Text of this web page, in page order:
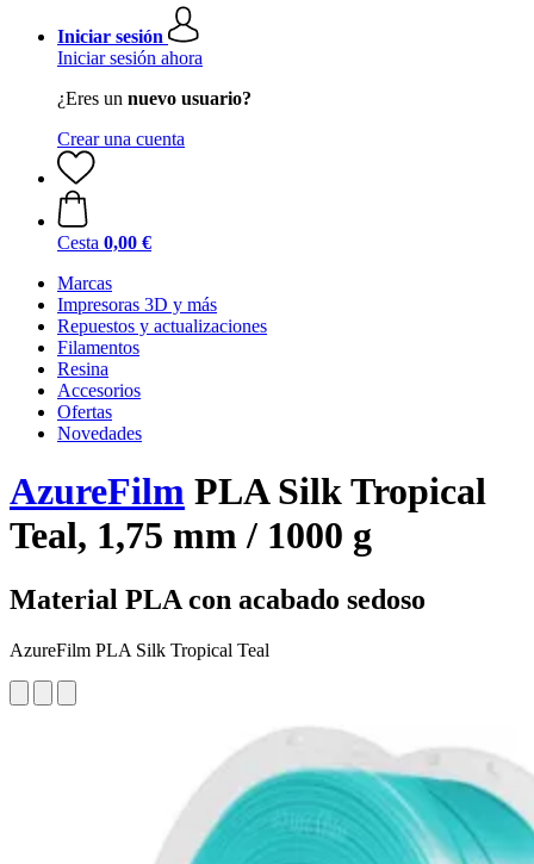
Iniciar sesión
Iniciar sesión ahora
¿Eres un nuevo usuario?
Crear una cuenta
Cesta 0,00 €
Marcas
Impresoras 3D y más
Repuestos y actualizaciones
Filamentos
Resina
Accesorios
Ofertas
Novedades
AzureFilm PLA Silk Tropical
Teal, 1,75 mm / 1000 g
Material PLA con acabado sedoso
AzureFilm PLA Silk Tropical Teal